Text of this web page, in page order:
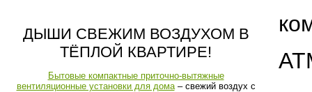
ДЫШИ СВЕЖИМ ВОЗДУХОМ В
ТЁПЛОЙ КВАРТИРЕ!
Бытовые компактные приточно-вытяжные
вентиляционные установки для дома– свежий воздух с